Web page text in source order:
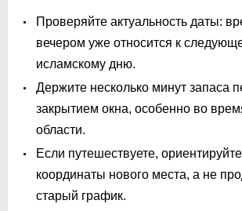
Проверяйте актуальность даты:
вечером уже относится к
исламскому дню.
Держите несколько минут запаса
закрытием окна, особенно во
области.
Если путешествуете,
координаты нового места, а не
старый график.